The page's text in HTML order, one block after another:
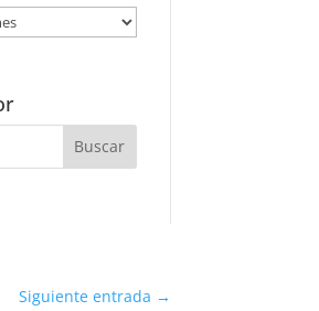
Siguiente entrada →